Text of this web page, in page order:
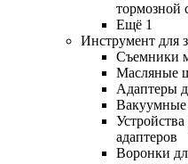
тормозной
Ещё 1
Инструмент для
Съемники
Масляные
Адаптеры
адаптеров
Воронки